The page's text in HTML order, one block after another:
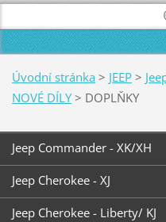
Úvodní stránka > JEEP >
NOVÉ DÍLY > DOPLŇKY
Jeep Commander - XK/XH
Jeep Cherokee - XJ
Jeep Cherokee - Liberty/ KJ